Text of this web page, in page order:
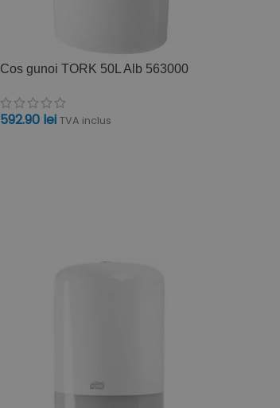
Cos gunoi TORK 50L Alb 563000
592.90 lei TVA inclus